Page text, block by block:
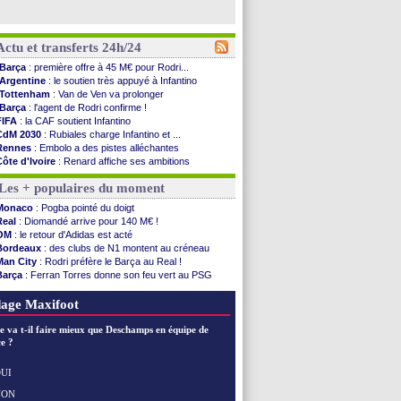
et transferts 24h/24
Barça : première offre à 45 M€ pour Rodri...
Argentine : le soutien très appuyé à Infantino
Tottenham : Van de Ven va prolonger
Barça : l'agent de Rodri confirme !
: la CAF soutient Infantino
2030 : Rubiales charge Infantino et ...
: Embolo a des pistes alléchantes
d'Ivoire : Renard affiche ses ambitions
: Haise confirme pour Aït Boudlal
City: Trafford à Leeds pour 47 M€ (off...
Utd: Zirkzee vers la Juventus ?
: Monaco s'impose contre Getafe
: Der Zakarian et sa relation avec Kita
: le club prêt à libérer Kondogbia ?
: le message touchant d'Akliouche
: Tebas en remet une couche
: l'UEFA maintient la pression
: Vinicius jusqu'en 2032 (officiel)
: une offre refusée pour Aguerd
+ populaires du moment
: Pogba pointé du doigt
: Diomandé arrive pour 140 M€ !
: le retour d'Adidas est acté
: des clubs de N1 montent au créneau
City : Rodri préfère le Barça au Real !
: Ferran Torres donne son feu vert au PSG
: accord trouvé avec Man City pour Rulli
Maxifoot
va t-il faire mieux que Deschamps en équipe de
?